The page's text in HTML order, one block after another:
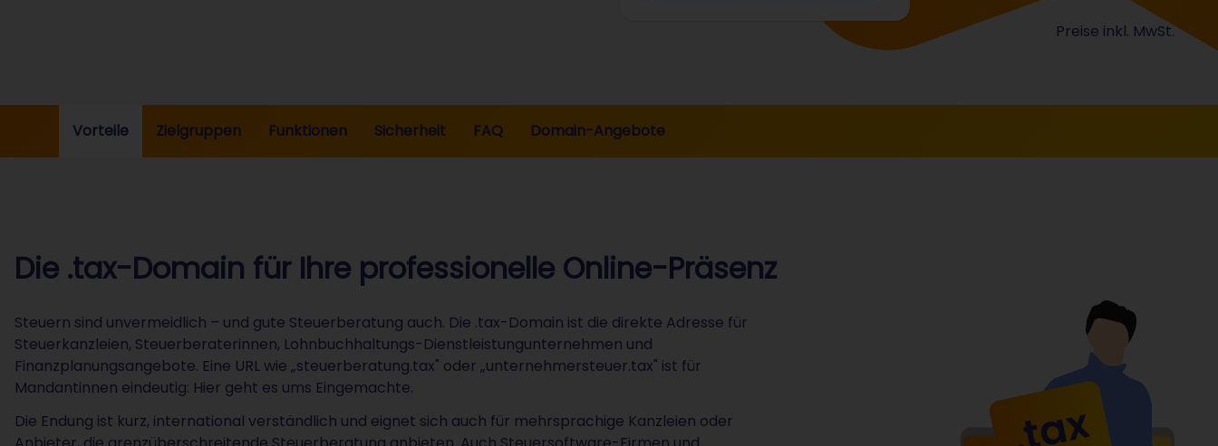
Preise inkl. MwSt.
Vorteile Zielgruppen Funktionen Sicherheit FAQ Domain-Angebote
Die .tax-Domain für Ihre professionelle Online-Präsenz
Steuern sind unvermeidlich – und gute Steuerberatung auch. Die .tax-Domain ist die direkte Adresse für
Steuerkanzleien, Steuerberaterinnen, Lohnbuchhaltungs-Dienstleistungunternehmen und
Finanzplanungsangebote. Eine URL wie „steuerberatung.tax" oder „unternehmersteuer.tax" ist für
Mandantinnen eindeutig: Hier geht es ums Eingemachte.
Die Endung ist kurz, international verständlich und eignet sich auch für mehrsprachige Kanzleien oder